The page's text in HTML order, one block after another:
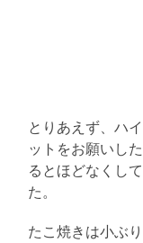
とりあえず、ハ
ットをお願いし
るとほどなくし
た。
たこ焼きは小ぶ